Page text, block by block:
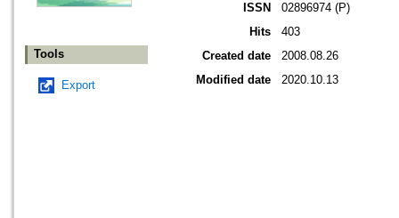
Tools
Export
ISSN
02896974 (P)
Hits
403
Created date
2008.08.26
Modified date
2020.10.13